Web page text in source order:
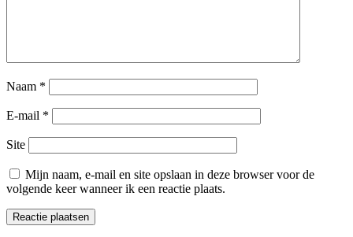
Naam *
E-mail *
Site
Mijn naam, e-mail en site opslaan in deze browser voor de
volgende keer wanneer ik een reactie plaats.